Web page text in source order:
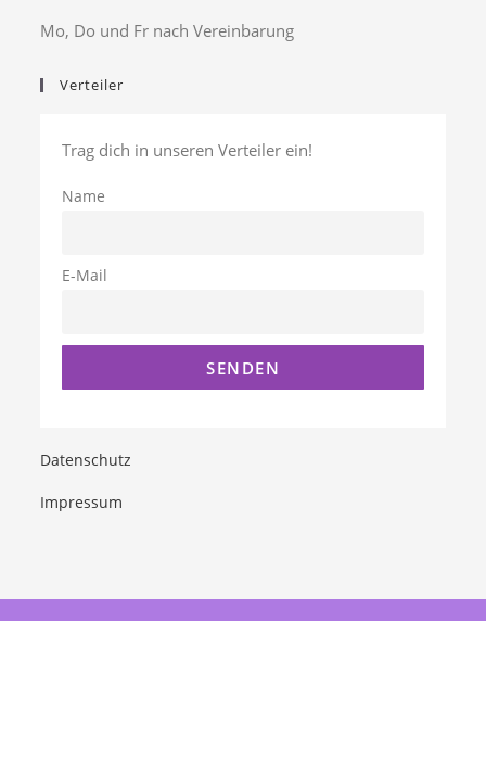
Mo, Do und Fr nach Vereinbarung
Verteiler
Trag dich in unseren Verteiler ein!
Name
E-Mail
Datenschutz
Impressum